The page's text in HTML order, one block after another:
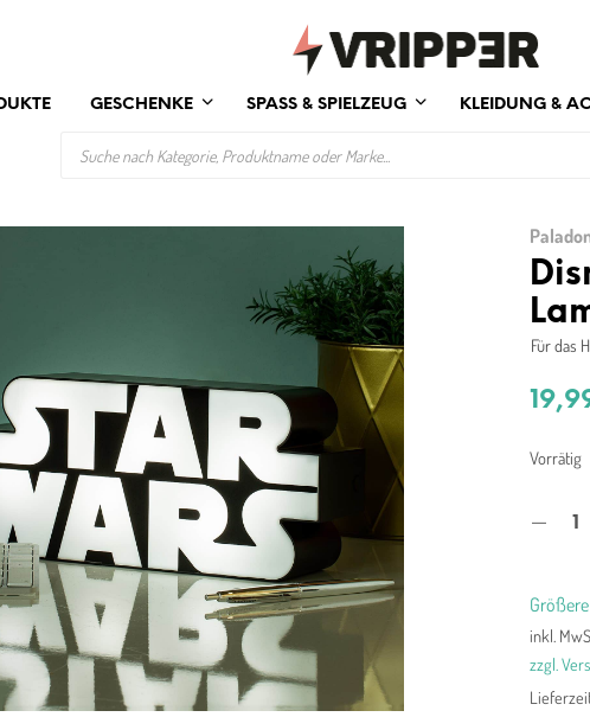
GESCHENKE SPASS & SPIELZEUG KLEIDUNG &
Für das
Vorrätig
inkl.
zzgl.